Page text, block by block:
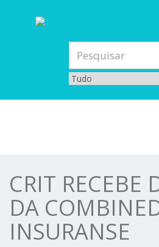
CRIT RECEBE
DA
INSURANSE